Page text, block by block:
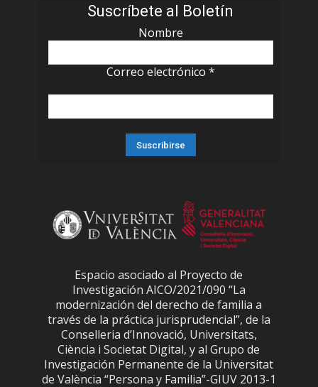
Suscríbete al Boletín
Nombre
Correo electrónico *
Espacio asociado al Proyecto de
Investigación AICO/2021/090 “La
modernización del derecho de familia a
través de la práctica jurisprudencial”, de la
Conselleria d’Innovació, Universitats,
Ciència i Societat Digital, y al Grupo de
Investigación Permanente de la Universitat
de València “Persona y Familia”-GIUV 2013-1